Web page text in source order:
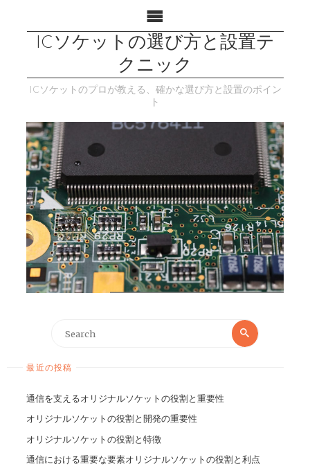
ICソケットの選び方と設置テ
クニック
ICソケットのプロが教える、確かな選び方と設置のポイン
ト
最近の投稿
通信を支えるオリジナルソケットの役割と重要性
オリジナルソケットの役割と開発の重要性
オリジナルソケットの役割と特徴
通信における重要な要素オリジナルソケットの役割と利点